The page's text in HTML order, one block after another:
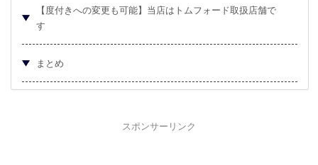
【度付きへの変更も可能】当店はトムフォード取扱店舗で
す
まとめ
スポンサーリンク